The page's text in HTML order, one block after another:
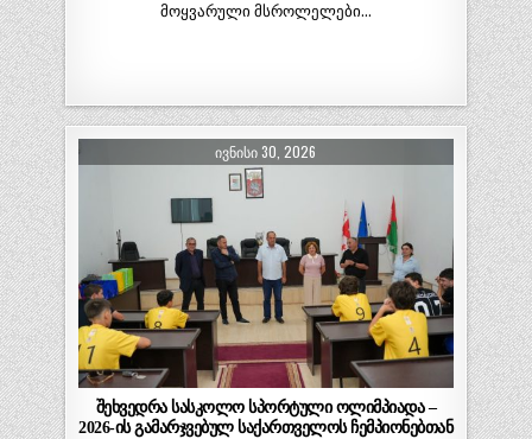
მოყვარული მსროლელები…
ᲘᲕᲜᲘᲡᲘ 30, 2026
შეხვედრა სასკოლო სპორტული ოლიმპიადა –
2026-ის გამარჯვებულ საქართველოს ჩემპიონებთან